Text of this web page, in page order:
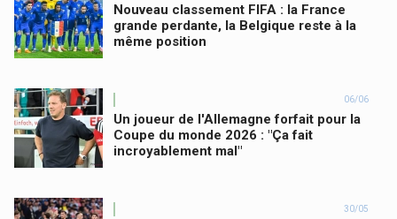
Nouveau classement FIFA : la France
grande perdante, la Belgique reste à la
même position
06/06
Un joueur de l'Allemagne forfait pour la
Coupe du monde 2026 : "Ça fait
incroyablement mal"
30/05